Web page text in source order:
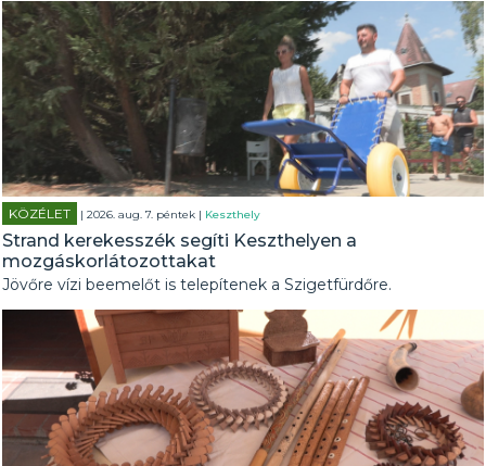
KÖZÉLET | 2026. aug. 7. péntek | Keszthely
Strand kerekesszék segíti Keszthelyen a
mozgáskorlátozottakat
Jövőre vízi beemelőt is telepítenek a Szigetfürdőre.